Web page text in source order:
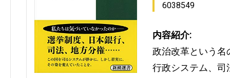
6038549
内容紹介:
政治改革という名
行政システム、